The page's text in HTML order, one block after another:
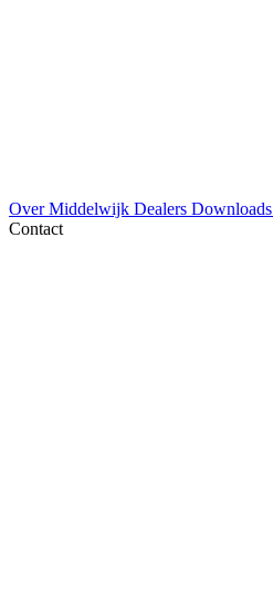
Over Middelwijk Dealers Downloads
Contact